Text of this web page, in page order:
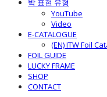
박 표현 유형
YouTube
Video
E-CATALOGUE
(EN) ITW Foil
FOIL GUIDE
LUCKY FRAME
SHOP
CONTACT